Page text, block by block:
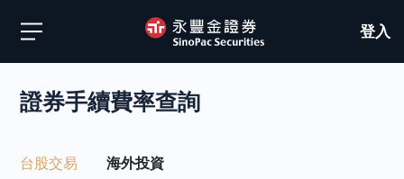
登入
證券手續費率查詢
台股交易 海外投資